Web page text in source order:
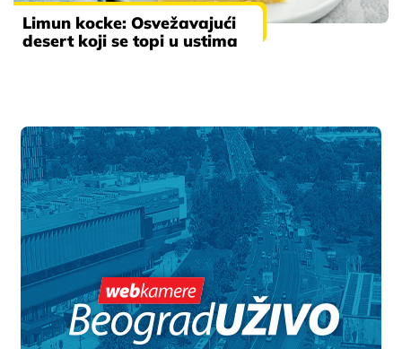
Limun kocke: Osvežavajući
desert koji se topi u ustima